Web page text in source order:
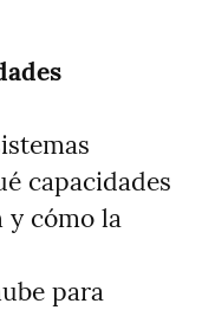
capacidades
y cómo la
para